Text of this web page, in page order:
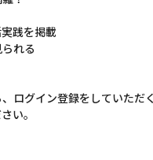
践を掲載
れる
グイン登録をしていただ
い。